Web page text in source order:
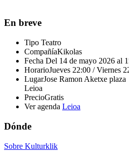
En breve
Tipo Teatro
CompañíaKikolas
Fecha Del 14 de mayo 2026 al
HorarioJueves 22:00 / Viernes
LugarJose Ramon Aketxe plaza
Leioa
PrecioGratis
Ver agenda Leioa
Dónde
Sobre Kulturklik